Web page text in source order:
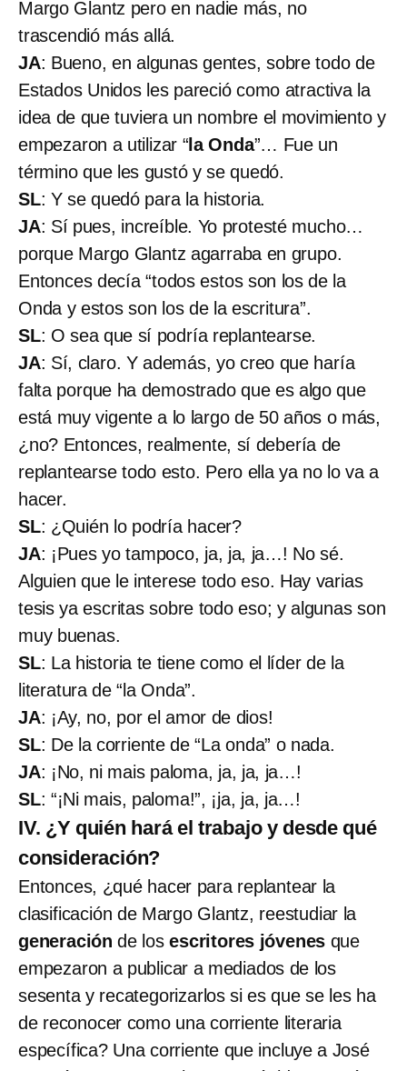
Margo Glantz pero en nadie más, no
trascendió más allá.
JA: Bueno, en algunas gentes, sobre todo de
Estados Unidos les pareció como atractiva la
idea de que tuviera un nombre el movimiento y
empezaron a utilizar “ la Onda”… Fue un
término que les gustó y se quedó.
SL: Y se quedó para la historia.
JA: Sí pues, increíble. Yo protesté mucho…
porque Margo Glantz agarraba en grupo.
Entonces decía “todos estos son los de la
Onda y estos son los de la escritura”.
SL: O sea que sí podría replantearse.
JA: Sí, claro. Y además, yo creo que haría
falta porque ha demostrado que es algo que
está muy vigente a lo largo de 50 años o más,
¿no? Entonces, realmente, sí debería de
replantearse todo esto. Pero ella ya no lo va a
hacer.
SL: ¿Quién lo podría hacer?
JA: ¡Pues yo tampoco, ja, ja, ja…! No sé.
Alguien que le interese todo eso. Hay varias
tesis ya escritas sobre todo eso; y algunas son
muy buenas.
SL: La historia te tiene como el líder de la
literatura de “la Onda”.
JA: ¡Ay, no, por el amor de dios!
SL: De la corriente de “La onda” o nada.
JA: ¡No, ni mais paloma, ja, ja, ja…!
SL: “¡Ni mais, paloma!”, ¡ja, ja, ja…!
IV. ¿Y quién hará el trabajo y desde qué
consideración?
Entonces, ¿qué hacer para replantear la
clasificación de Margo Glantz, reestudiar la
generación de losescritores jóvenes que
empezaron a publicar a mediados de los
sesenta y recategorizarlos si es que se les ha
de reconocer como una corriente literaria
específica? Una corriente que incluye a José